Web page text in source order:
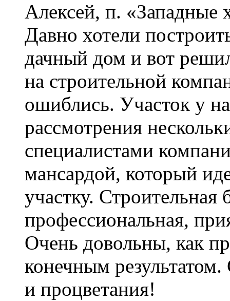
Алексей, п. «Западные
Давно хотели
дачный дом и вот
на строительной
ошиблись. Участок у
рассмотрения
специалистами
мансардой, который
участку. Строительная
профессиональная,
Очень довольны, как
конечным
и процветания!